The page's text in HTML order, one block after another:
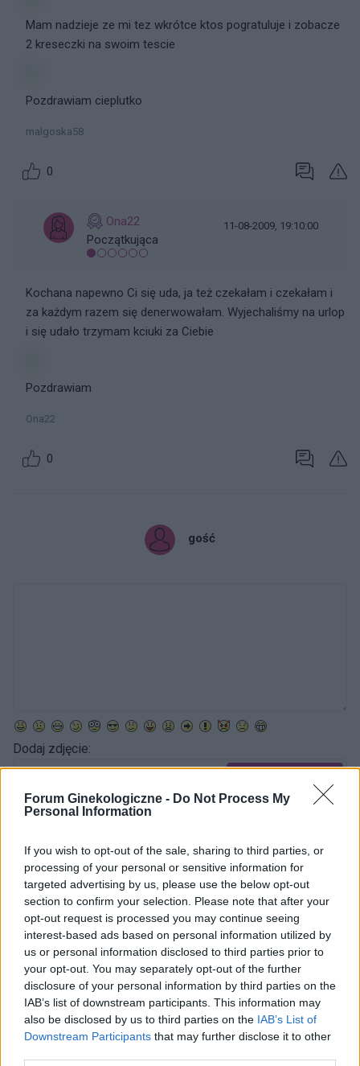
Forum Ginekologiczne - Do Not Process My
Personal Information
If you wish to opt-out of the sale, sharing to third parties, or
processing of your personal or sensitive information for
targeted advertising by us, please use the below opt-out
section to confirm your selection. Please note that after your
opt-out request is processed you may continue seeing
interest-based ads based on personal information utilized by
us or personal information disclosed to third parties prior to
your opt-out. You may separately opt-out of the further
disclosure of your personal information by third parties on the
IAB’s list of downstream participants. This information may
also be disclosed by us to third parties on the IAB’s List of
Downstream Participants that may further disclose it to other
Mam nadzieje ze mi tez wkrótce ktos pogratuluje i zobacze
2 kreseczki na swoim tescie
Pozdrawiam cieplutko
malgoska58
0
Ona22
Początkująca
11-08-2009, 19:10:00
Kochana napewno Ci się uda, ja też czekałam i czekałam i
za każdym razem się denerwowałam. Wyjechaliśmy na urlop
i się udało trzymam kciuki za Ciebie
Pozdrawiam
Ona22
0
gość
Dodaj zdjęcie:
Dopuszczalne formaty pliku graficznego: jpg, jpeg , png.
Wyświetl podpis
Wysyłaj powiadomienia o odpowiedzi
WYŚLIJ
ZOBACZ INNE DYSKUSJE